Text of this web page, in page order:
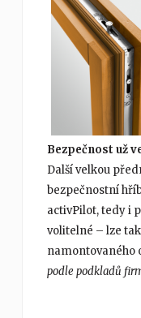
Bezpečnost už
Další velkou
bezpečnostní
activPilot, tedy i
volitelné – lze
namontovaného
podle podkladů